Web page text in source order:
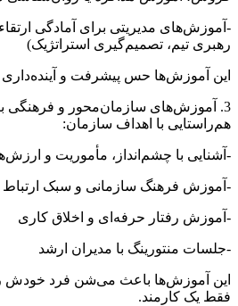
-آموزش‌های مدیریتی برای آمادگی
رهبری تیم، تصمیم‌گیری استراتژیک)
این آموزش‌ها حس پیشرفت و
3. آموزش‌های سازمان‌محور و فرهنگی
هم‌راستایی با اهداف سازمان:
-آشنایی با چشم‌انداز، مأموریت و
-آموزش فرهنگ سازمانی و سبک ارتباط
-آموزش رفتار حرفه‌ای و اخلاق کاری
-جلسات منتورینگ با مدیران ارشد
این آموزش‌ها باعث می‌شن فرد خودش
فقط یک کارمند.